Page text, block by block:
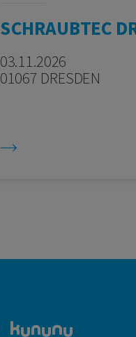
SCHRAUBTEC
03.11.2026
01067 DRESDEN